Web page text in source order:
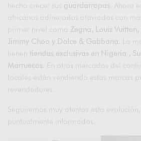
hecho crecer sus guardarropas . Ahora
africanos adinerados ataviados con
primer nivel como Zegna, Louis Vuitton,
Jimmy Choo y Dolce & Gabbana
. La
tienen tiendas exclusivas en Nigeria ,
Marruecos . En otros mercados del
locales están vendiendo estas marcas
revendedores.
Seguiremos muy atentos esta evolución,
puntualmente informados.